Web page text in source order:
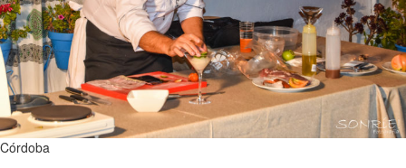
Córdoba